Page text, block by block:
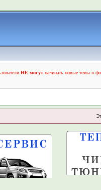
НЕ могутначинать новые темы в